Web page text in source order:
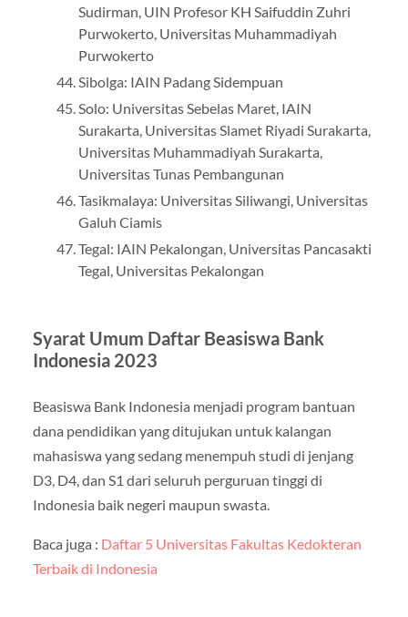
Sudirman, UIN Profesor KH Saifuddin Zuhri
Purwokerto, Universitas Muhammadiyah
Purwokerto
Sibolga: IAIN Padang Sidempuan
Solo: Universitas Sebelas Maret, IAIN
Surakarta, Universitas Slamet Riyadi Surakarta,
Universitas Muhammadiyah Surakarta,
Universitas Tunas Pembangunan
Tasikmalaya: Universitas Siliwangi, Universitas
Galuh Ciamis
Tegal: IAIN Pekalongan, Universitas Pancasakti
Tegal, Universitas Pekalongan
Syarat Umum Daftar Beasiswa Bank
Indonesia 2023
Beasiswa Bank Indonesia menjadi program bantuan
dana pendidikan yang ditujukan untuk kalangan
mahasiswa yang sedang menempuh studi di jenjang
D3, D4, dan S1 dari seluruh perguruan tinggi di
Indonesia baik negeri maupun swasta.
Baca juga : Daftar 5 Universitas Fakultas Kedokteran
Terbaik di Indonesia